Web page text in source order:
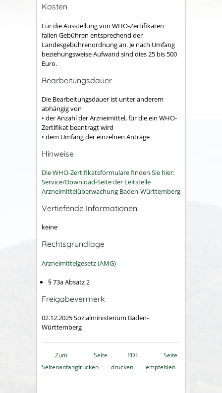
Kosten
Für die Ausstellung von WHO-Zertifikaten
fallen Gebühren entsprechend der
Landesgebührenordnung an. Je nach Umfang
beziehungsweise Aufwand sind dies 25 bis 500
Euro.
Bearbeitungsdauer
Die Bearbeitungsdauer ist unter anderem
abhängig von
• der Anzahl der Arzneimittel, für die ein WHO-
Zertifikat beantragt wird
• dem Umfang der einzelnen Anträge
Hinweise
Die WHO-Zertifikatsformulare finden Sie hier:
Service/Download-Seite der Leitstelle
Arzneimittelüberwachung Baden-Württemberg
Vertiefende Informationen
keine
Rechtsgrundlage
Arzneimittelgesetz (AMG)
§ 73a Absatz 2
Freigabevermerk
02.12.2025 Sozialministerium Baden-
Württemberg
Zum
Seitenanfang
Seite
drucken
PDF
drucken
Seite
empfehlen